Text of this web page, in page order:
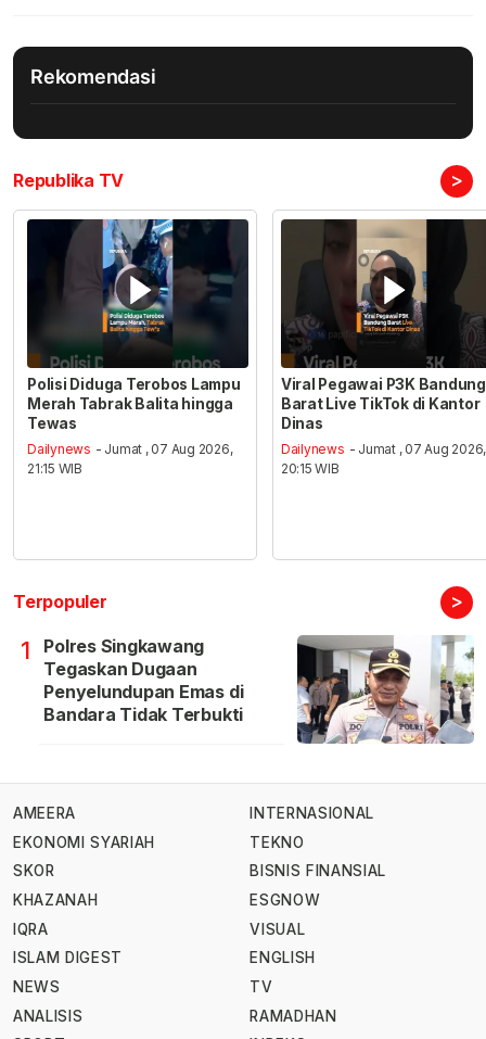
Rekomendasi
Republika TV >
Polisi Diduga Terobos Lampu
Merah Tabrak Balita hingga
Tewas
Dailynews - Jumat , 07 Aug 2026,
21:15 WIB
Viral Pegawai P3K Bandung
Barat Live TikTok di Kantor
Dinas
Dailynews - Jumat , 07 Aug 2026,
20:15 WIB
Terpopuler >
1
Polres Singkawang
Tegaskan Dugaan
Penyelundupan Emas di
Bandara Tidak Terbukti
AMEERA
EKONOMI SYARIAH
SKOR
KHAZANAH
IQRA
ISLAM DIGEST
NEWS
ANALISIS
INTERNASIONAL
TEKNO
BISNIS FINANSIAL
ESGNOW
VISUAL
ENGLISH
TV
RAMADHAN